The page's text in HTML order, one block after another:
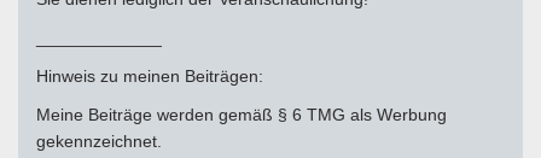
Hinweis zu meinen Beiträgen:
Meine Beiträge werden gemäß § 6 TMG als Werbung
gekennzeichnet.